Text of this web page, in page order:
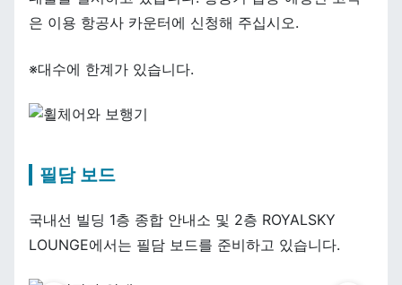
은 이용 항공사 카운터에 신청해 주십시오.
※대수에 한계가 있습니다.
필담 보드
국내선 빌딩 1층 종합 안내소 및 2층 ROYALSKY
LOUNGE에서는 필담 보드를 준비하고 있습니다.